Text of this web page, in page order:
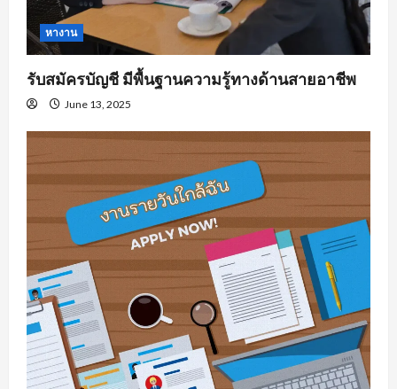
หางาน
รับสมัครบัญชี มีพื้นฐานความรู้ทางด้านสายอาชีพ
June 13, 2025